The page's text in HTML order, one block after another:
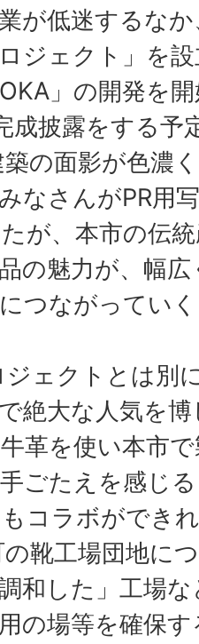
が低迷するな
ジェクト」を
」の開発を
成披露をする予
の面影が色濃
なさんがPR用
が、本市の伝
の魅力が、幅
つながってい
ェクトとは別
絶大な人気を
革を使い本市
ごたえを感じ
コラボができ
靴工場団地に
和した」工場
の場等を確保